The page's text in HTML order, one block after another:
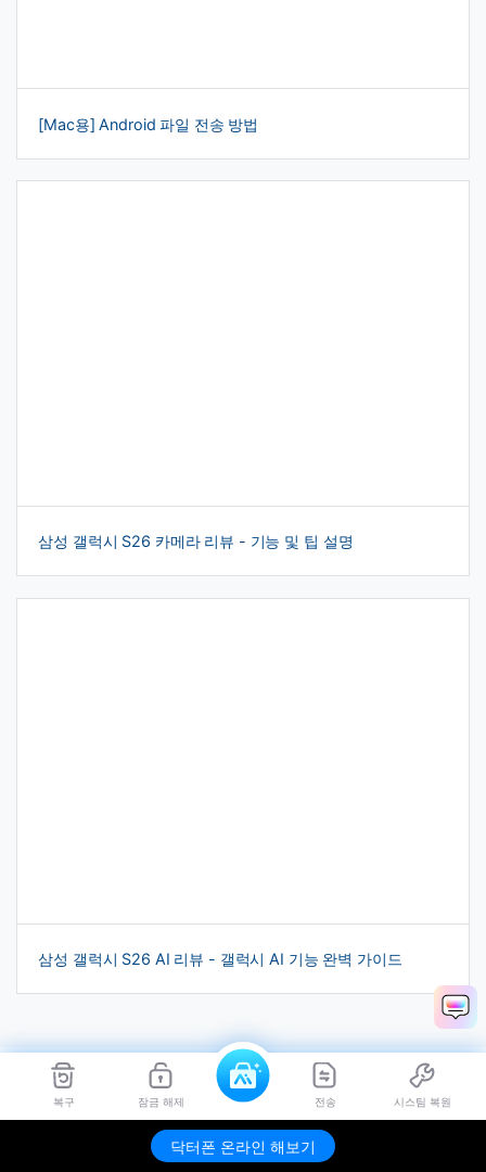
복구 잠금 해제 전송 시스팀 복원
닥터폰 온라인 해보기
[Mac용] Android 파일 전송 방법
삼성 갤럭시 S26 카메라 리뷰 - 기능 및 팁 설명
삼성 갤럭시 S26 AI 리뷰 - 갤럭시 AI 기능 완벽 가이드
모근정
Staff Editor